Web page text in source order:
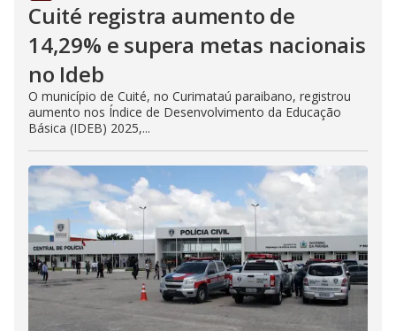
Cuité registra aumento de
14,29% e supera metas nacionais
no Ideb
O município de Cuité, no Curimataú paraibano, registrou
aumento nos Índice de Desenvolvimento da Educação
Básica (IDEB) 2025,...